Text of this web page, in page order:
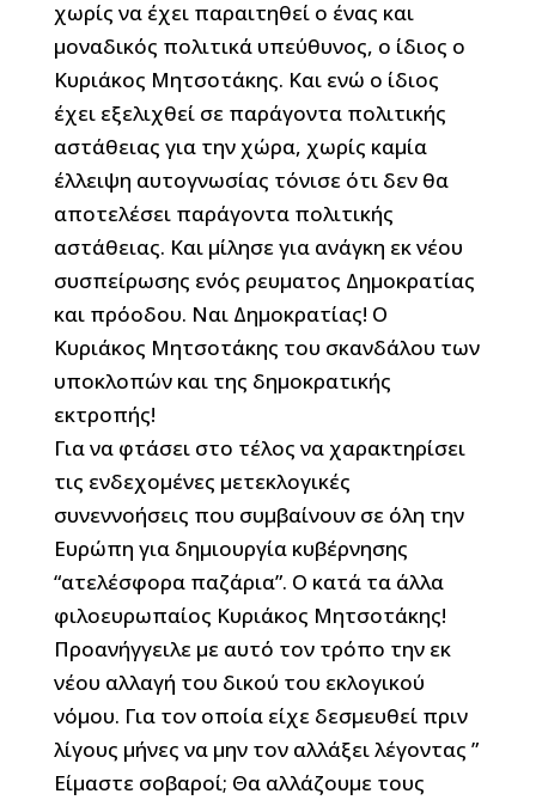
χωρίς να έχει παραιτηθεί ο ένας και
μοναδικός πολιτικά υπεύθυνος, ο ίδιος ο
Κυριάκος Μητσοτάκης. Και ενώ ο ίδιος
έχει εξελιχθεί σε παράγοντα πολιτικής
αστάθειας για την χώρα, χωρίς καμία
έλλειψη αυτογνωσίας τόνισε ότι δεν θα
αποτελέσει παράγοντα πολιτικής
αστάθειας. Και μίλησε για ανάγκη εκ νέου
συσπείρωσης ενός ρευματος Δημοκρατίας
και πρόοδου. Ναι Δημοκρατίας! Ο
Κυριάκος Μητσοτάκης του σκανδάλου των
υποκλοπών και της δημοκρατικής
εκτροπής!
Για να φτάσει στο τέλος να χαρακτηρίσει
τις ενδεχομένες μετεκλογικές
συνεννοήσεις που συμβαίνουν σε όλη την
Ευρώπη για δημιουργία κυβέρνησης
“ατελέσφορα παζάρια”. Ο κατά τα άλλα
φιλοευρωπαίος Κυριάκος Μητσοτάκης!
Προανήγγειλε με αυτό τον τρόπο την εκ
νέου αλλαγή του δικού του εκλογικού
νόμου. Για τον οποία είχε δεσμευθεί πριν
λίγους μήνες να μην τον αλλάξει λέγοντας ”
Είμαστε σοβαροί; Θα αλλάζουμε τους